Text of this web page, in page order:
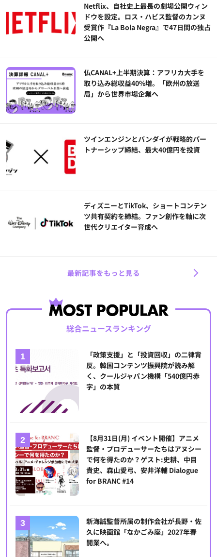
Netflix、自社史上最長の劇場公開ウィン
ドウを設定。ロス・ハビス監督のカンヌ
受賞作『La Bola Negra』で47日間の独占
公開へ
仏CANAL+上半期決算：アフリカ大手を
取り込み総収益40%増。「欧州の放送
局」から世界市場企業へ
ツインエンジンとバンダイが戦略的パー
トナーシップ締結、最大40億円を投資
ディズニーとTikTok、ショートコンテン
ツ共有契約を締結。ファン創作を軸に次
世代クリエイター育成へ
最新記事をもっと見る
総合ニュースランキング
「政策支援」と「投資回収」の二律背
反。韓国コンテンツ振興院が読み解
く、クールジャパン機構「540億円赤
字」の本質
【8月31日(月) イベント開催】アニメ
監督・プロデューサーたちはアヌシー
で何を得たのか？ゲスト:史耕、中目
貴史、森山愛弓、安井洋輔 Dialogue
for BRANC #14
新海誠監督所属の制作会社が長野・佐
久に映画館「なかごみ座」2027年春
開業へ。